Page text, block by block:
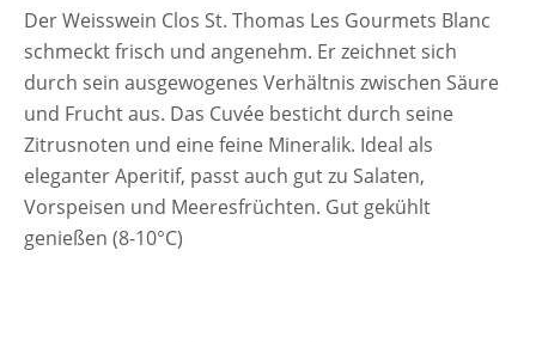
Der Weisswein Clos St. Thomas Les Gourmets Blanc
schmeckt frisch und angenehm. Er zeichnet sich
durch sein ausgewogenes Verhältnis zwischen Säure
und Frucht aus. Das Cuvée besticht durch seine
Zitrusnoten und eine feine Mineralik. Ideal als
eleganter Aperitif, passt auch gut zu Salaten,
Vorspeisen und Meeresfrüchten. Gut gekühlt
genießen (8-10°C)